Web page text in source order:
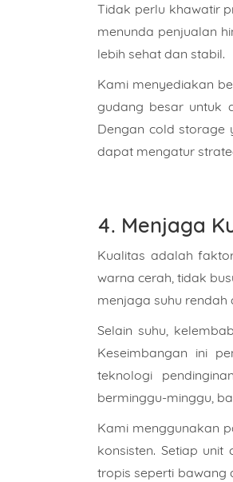
Tidak perlu khawatir
menunda penjualan
lebih sehat dan stabil.
Kami menyediakan
gudang besar untuk
Dengan cold storage
dapat mengatur
4. Menjaga
Kualitas adalah
warna cerah, tidak
menjaga suhu
Selain suhu,
Keseimbangan ini
teknologi
berminggu-minggu,
Kami menggunakan
konsisten. Setiap
tropis seperti bawang